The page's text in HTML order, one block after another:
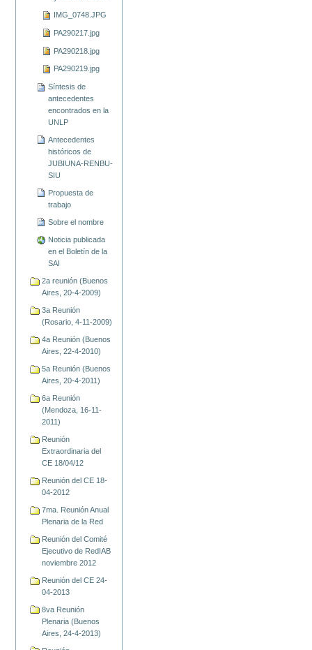
IMG_0748.JPG
PA290217.jpg
PA290218.jpg
PA290219.jpg
Síntesis de
antecedentes
encontrados en la
UNLP
Antecedentes
históricos de
JUBIUNA-RENBU-
SIU
Propuesta de
trabajo
Sobre el nombre
Noticia publicada
en el Boletín de la
SAI
2a reunión (Buenos
Aires, 20-4-2009)
3a Reunión
(Rosario, 4-11-2009)
4a Reunión (Buenos
Aires, 22-4-2010)
5a Reunión (Buenos
Aires, 20-4-2011)
6a Reunión
(Mendoza, 16-11-
2011)
Reunión
Extraordinaria del
CE 18/04/12
Reunión del CE 18-
04-2012
7ma. Reunión Anual
Plenaria de la Red
Reunión del Comité
Ejecutivo de RedIAB
noviembre 2012
Reunión del CE 24-
04-2013
8va Reunión
Plenaria (Buenos
Aires, 24-4-2013)